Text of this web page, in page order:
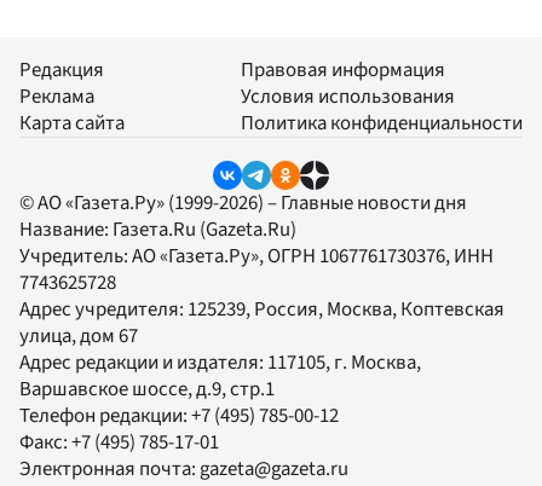
Редакция
Реклама
Карта сайта
Правовая информация
Условия использования
Политика конфиденциальности
© АО «Газета.Ру» (1999-2026) – Главные новости дня
Название: Газета.Ru (Gazeta.Ru)
Учредитель:АО «Газета.Ру», ОГРН 1067761730376, ИНН
7743625728
Адрес учредителя: 125239, Россия, Москва, Коптевская
улица, дом 67
Адрес редакции и издателя: 117105, г. Москва,
Варшавское шоссе, д.9, стр.1
Телефон редакции:+7 (495) 785-00-12
Факс:+7 (495) 785-17-01
Электронная почта:gazeta@gazeta.ru